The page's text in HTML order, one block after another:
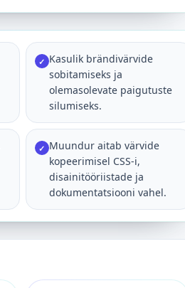
✓ Kasulik brändivärvide
sobitamiseks ja
olemasolevate paigutuste
silumiseks.
✓ Muundur aitab värvide
kopeerimisel CSS-i,
disainitööriistade ja
dokumentatsiooni vahel.